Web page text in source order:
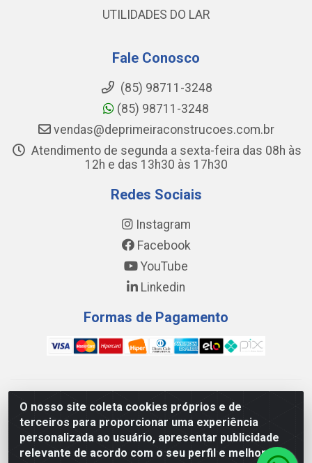
O nosso site coleta cookies próprios e de
terceiros para proporcionar uma experiência
personalizada ao usuário, apresentar publicidade
relevante de acordo com o seu perfil e melhorar a
UTILIDADES DO LAR
Fale Conosco
(85) 98711-3248
(85) 98711-3248
vendas@deprimeiraconstrucoes.com.br
Atendimento de segunda a sexta-feira das 08h às
12h e das 13h30 às 17h30
Redes Sociais
Instagram
Facebook
YouTube
Linkedin
Formas de Pagamento
WING DISTRIBUIDORA COMÉRCIO E LOGÍSTICA DE MATERIAL
DE CONSTRUÇÕES LTDA - AV. DA INTEGRAÇÃO, 790 -
PATRÍCIA GOMES, CAUCAIA/CE - CEP 61.604-505 - CNPJ
17.523.384/0001-20